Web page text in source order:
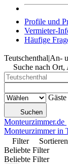
Profile und
Vermieter-
Häufige
Teutschenthal|An-
Suche nach
Gäste
Suchen
Monteurzimmer.de
Monteurzimmer in
Filter
Sortieren
Beliebte Filter
Beliebte Filter